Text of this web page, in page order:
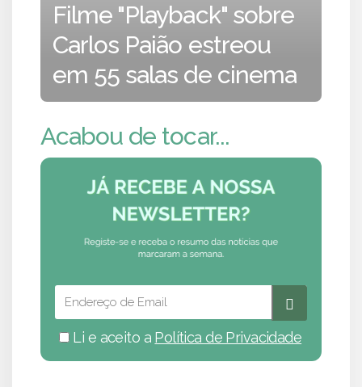
Filme "Playback" sobre
Carlos Paião estreou
em 55 salas de cinema
Acabou de tocar...
Li e aceito a Política de Privacidade